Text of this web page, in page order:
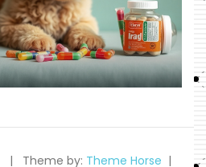
Theme by: Theme Horse